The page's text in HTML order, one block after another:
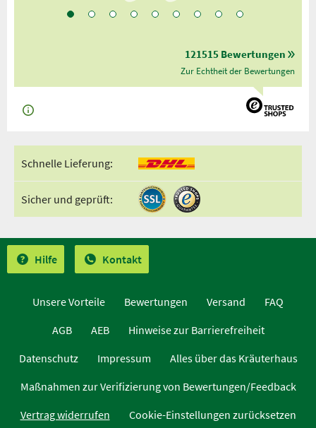
121515 Bewertungen
Zur Echtheit der Bewertungen
Schnelle Lieferung:
Sicher und geprüft:
Hilfe Kontakt
Unsere Vorteile Bewertungen Versand
FAQ
AGB
AEB
Hinweise zur Barrierefreiheit
Datenschutz
Impressum
Alles über das Kräuterhaus
Maßnahmen zur Verifizierung von Bewertungen/Feedback
Vertrag widerrufen
Cookie-Einstellungen zurücksetzen